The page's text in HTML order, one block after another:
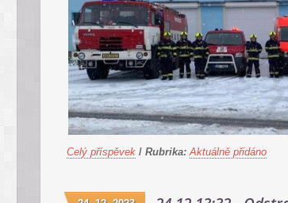
Celý příspěvek / Rubrika: Aktuálně přidáno